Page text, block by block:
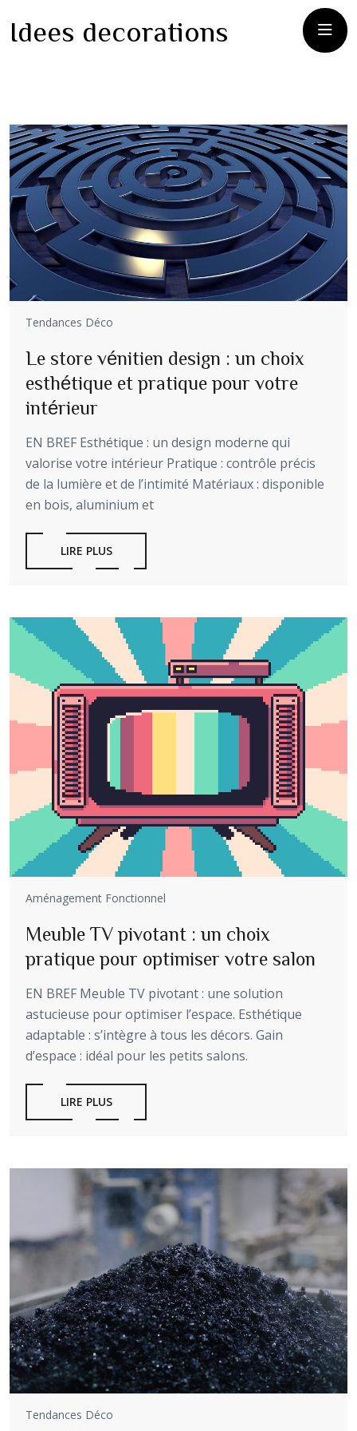
Idees decorations
Tendances Déco
Le store vénitien design : un choix
esthétique et pratique pour votre
intérieur
EN BREF Esthétique : un design moderne qui
valorise votre intérieur Pratique : contrôle précis
de la lumière et de l’intimité Matériaux : disponible
en bois, aluminium et
LIRE PLUS
Aménagement Fonctionnel
Meuble TV pivotant : un choix
pratique pour optimiser votre salon
EN BREF Meuble TV pivotant : une solution
astucieuse pour optimiser l’espace. Esthétique
adaptable : s’intègre à tous les décors. Gain
d’espace : idéal pour les petits salons.
LIRE PLUS
Tendances Déco